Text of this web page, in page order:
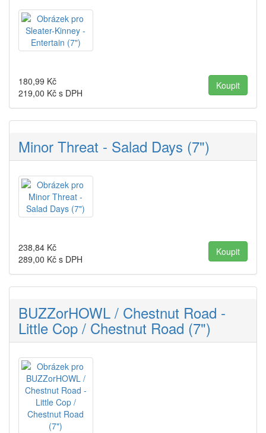
180,99 Kč
219,00 Kč s DPH
Minor Threat - Salad Days (7")
238,84 Kč
289,00 Kč s DPH
BUZZorHOWL / Chestnut Road -
Little Cop / Chestnut Road (7")